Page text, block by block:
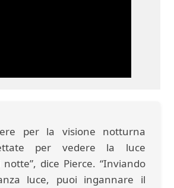
per la visione notturna
per vedere la luce
dice Pierce. “Inviando
luce, puoi ingannare il